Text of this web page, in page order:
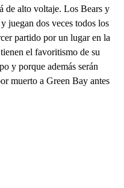
de alto voltaje. Los Bears y
juegan dos veces todos los
partido por un lugar en la
el favoritismo de su
y porque además serán
muerto a Green Bay antes